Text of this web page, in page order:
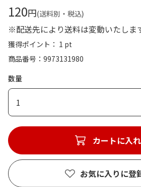
120円(送料別・税込)
※配送先により送料は変動いたしま
獲得ポイント： 1 pt
商品番号
9973131980
数量
1
カートに入
お気に入りに登